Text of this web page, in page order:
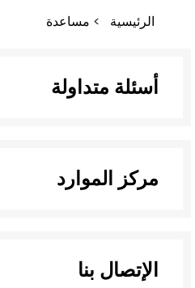
مسارالرئيسية مساعدة
أسئلة متداولة
مركز الموارد
الإتصال بنا